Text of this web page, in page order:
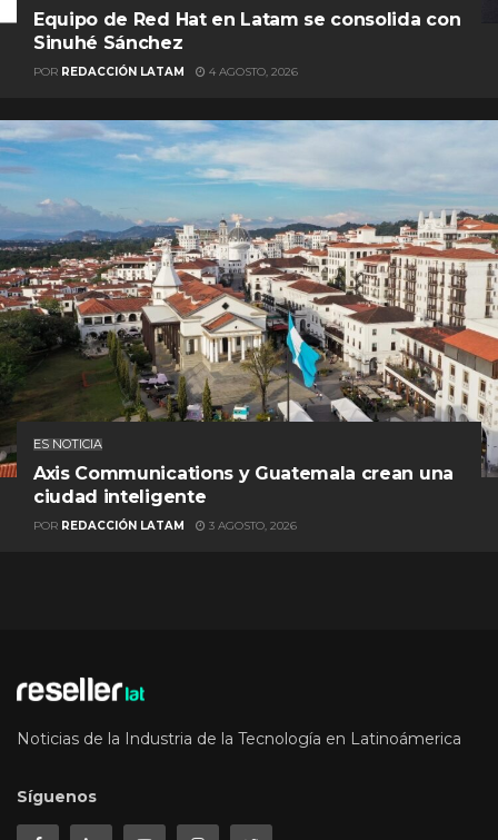
Equipo de Red Hat en Latam se consolida con
Sinuhé Sánchez
POR REDACCIÓN LATAM 4 AGOSTO, 2026
ES NOTICIA
Axis Communications y Guatemala crean una
ciudad inteligente
POR REDACCIÓN LATAM 3 AGOSTO, 2026
Noticias de la Industria de la Tecnología en Latinoámerica
Síguenos